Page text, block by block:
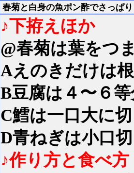
春菊と白身の魚ポン酢でさっぱ
♪下拵えほか
@春菊は葉をつ
Aえのきだけは
B豆腐は４〜６
C鱈は一口大に
D青ねぎは小口
♪作り方と食べ方